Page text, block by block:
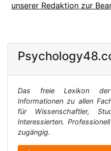
unserer Redaktion zur
Das freie Lexikon der
Informationen zu allen
für Wissenschaftler,
Interessierten.
zugängig.